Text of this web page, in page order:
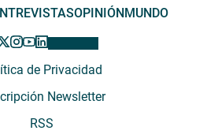
OPINIÓN MUNDO
de Privacidad
Newsletter
RSS